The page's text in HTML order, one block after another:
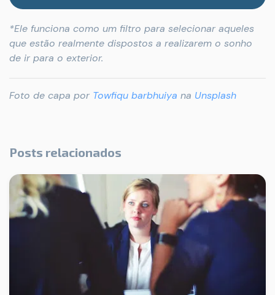
*Ele funciona como um filtro para selecionar aqueles
que estão realmente dispostos a realizarem o sonho
de ir para o exterior.
Foto de capa por Towfiqu barbhuiya na Unsplash
Posts relacionados